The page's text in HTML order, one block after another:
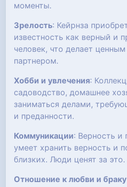
моменты.
Зрелость: Кейрнза
известность как верный и
человек, что делает
партнером.
Хобби и увлечения:
садоводство, домашнее
заниматься делами,
и преданности.
Коммуникации: Верность и
умеет хранить верность и
близких. Люди ценят за это.
Отношение к любви и браку